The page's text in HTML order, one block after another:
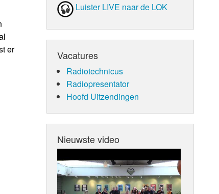
er
Luister LIVE naar de LOK
Vacatures
Radiotechnicus
Radiopresentator
Hoofd Uitzendingen
Nieuwste video